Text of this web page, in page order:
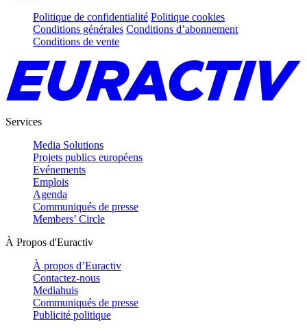
Politique de confidentialité Politique cookies
Conditions générales Conditions d’abonnement
Conditions de vente
Services
Media Solutions
Projets publics européens
Evénements
Emplois
Agenda
Communiqués de presse
Members’ Circle
À Propos d'Euractiv
À propos d’Euractiv
Contactez-nous
Mediahuis
Communiqués de presse
Publicité politique